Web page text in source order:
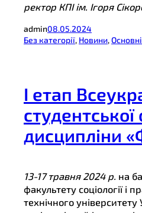
ректор КПІ ім. Ігоря
admin08.05.2024
Без категорії, Новини,
І етап
студентської
дисципліни
13-17 травня 2024 р. на
факультету соціології і
технічного університету